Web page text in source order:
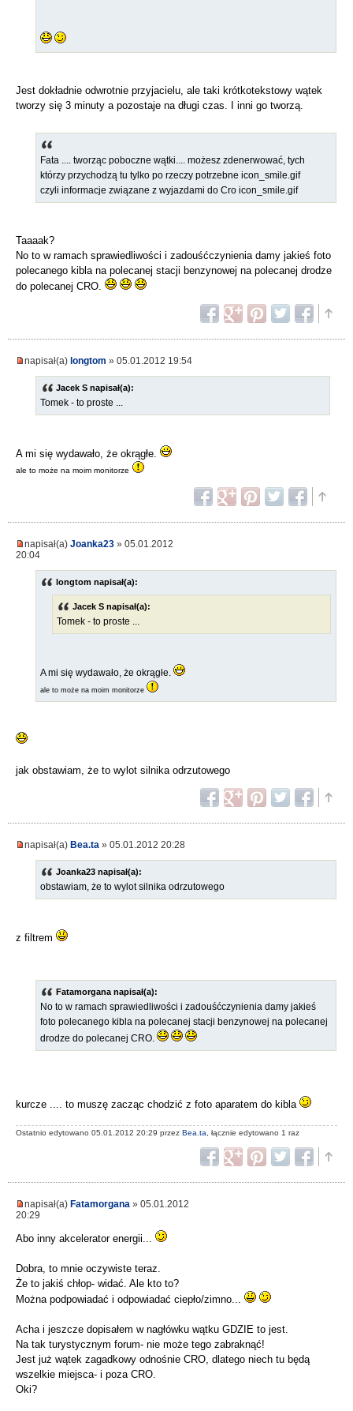
Jest dokładnie odwrotnie przyjacielu, ale taki krótkotekstowy wątek
tworzy się 3 minuty a pozostaje na długi czas. I inni go tworzą.
Fata .... tworząc poboczne wątki.... możesz zdenerwować, tych
którzy przychodzą tu tylko po rzeczy potrzebne icon_smile.gif
czyli informacje związane z wyjazdami do Cro icon_smile.gif
Taaaak?
No to w ramach sprawiedliwości i zadouśćczynienia damy jakieś foto
polecanego kibla na polecanej stacji benzynowej na polecanej drodze
do polecanej CRO.
napisał(a) longtom » 05.01.2012 19:54
Jacek S napisał(a):
Tomek - to proste ...
A mi się wydawało, że okrągłe.
ale to może na moim monitorze
napisał(a) Joanka23 » 05.01.2012
20:04
longtom napisał(a):
Jacek S napisał(a):
Tomek - to proste ...
A mi się wydawało, że okrągłe.
ale to może na moim monitorze
jak obstawiam, że to wylot silnika odrzutowego
napisał(a) Bea.ta » 05.01.2012 20:28
Joanka23 napisał(a):
obstawiam, że to wylot silnika odrzutowego
z filtrem
Fatamorgana napisał(a):
No to w ramach sprawiedliwości i zadouśćczynienia damy jakieś
foto polecanego kibla na polecanej stacji benzynowej na polecanej
drodze do polecanej CRO.
kurcze .... to muszę zacząc chodzić z foto aparatem do kibla
Ostatnio edytowano 05.01.2012 20:29 przez Bea.ta , łącznie edytowano 1 raz
napisał(a) Fatamorgana » 05.01.2012
20:29
Abo inny akcelerator energii...
Dobra, to mnie oczywiste teraz.
Że to jakiś chłop- widać. Ale kto to?
Można podpowiadać i odpowiadać ciepło/zimno...
Acha i jeszcze dopisałem w nagłówku wątku GDZIE to jest.
Na tak turystycznym forum- nie może tego zabraknąć!
Jest już wątek zagadkowy odnośnie CRO, dlatego niech tu będą
wszelkie miejsca- i poza CRO.
Oki?